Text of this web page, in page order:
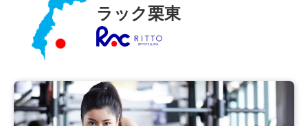
ラック栗東